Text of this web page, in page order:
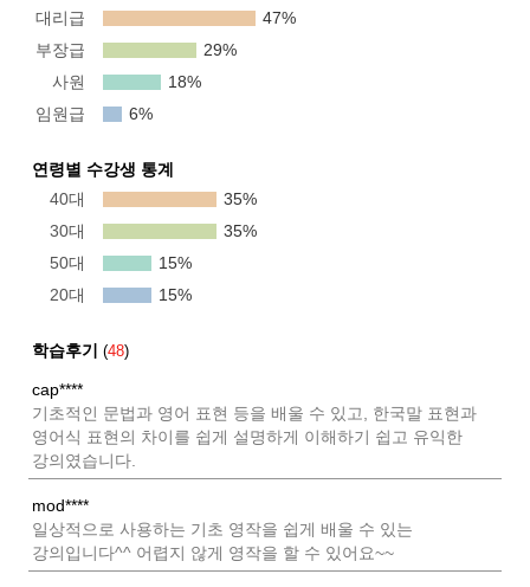
대리급
47%
부장급
29%
사원
18%
임원급
6%
연령별 수강생 통계
40대
35%
30대
35%
50대
15%
20대
15%
학습후기 (48)
cap****
기초적인 문법과 영어 표현 등을 배울 수 있고, 한국말 표현과
영어식 표현의 차이를 쉽게 설명하게 이해하기 쉽고 유익한
강의였습니다.
mod****
일상적으로 사용하는 기초 영작을 쉽게 배울 수 있는
강의입니다^^ 어렵지 않게 영작을 할 수 있어요~~